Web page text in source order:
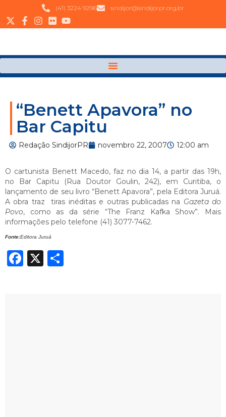
(41) 3224 9296 sindijor@sindijorpr.org.br
“Benett Apavora” no
Bar Capitu
Redação SindijorPR novembro 22, 2007 12:00 am
O cartunista Benett Macedo, faz no dia 14, a partir das 19h,
no Bar Capitu (Rua Doutor Goulin, 242), em Curitiba, o
lançamento de seu livro “Benett Apavora”, pela Editora Juruá.
A obra traz
tiras inéditas e outras publicadas na Gazeta do
Povo, como as da série “The Franz Kafka Show”. Mais
informações pelo telefone (41) 3077-7462.
Fonte:Editora Juruá
Facebook
X